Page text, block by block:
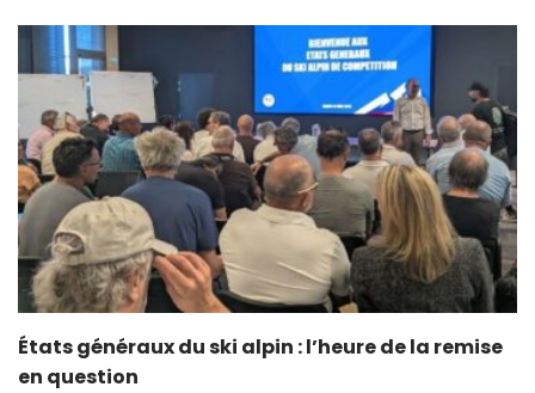
États généraux du ski alpin : l’heure de la remise
en question